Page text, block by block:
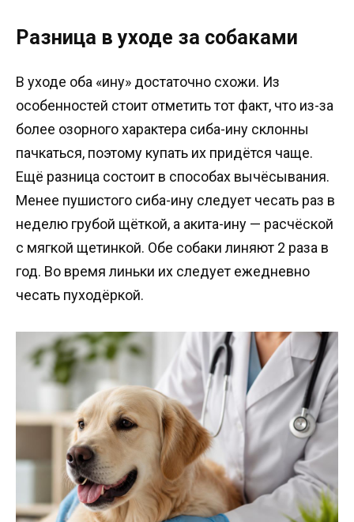
Разница в уходе за собаками
В уходе оба «ину» достаточно схожи. Из
особенностей стоит отметить тот факт, что из-за
более озорного характера сиба-ину склонны
пачкаться, поэтому купать их придётся чаще.
Ещё разница состоит в способах вычёсывания.
Менее пушистого сиба-ину следует чесать раз в
неделю грубой щёткой, а акита-ину — расчёской
с мягкой щетинкой. Обе собаки линяют 2 раза в
год. Во время линьки их следует ежедневно
чесать пуходёркой.